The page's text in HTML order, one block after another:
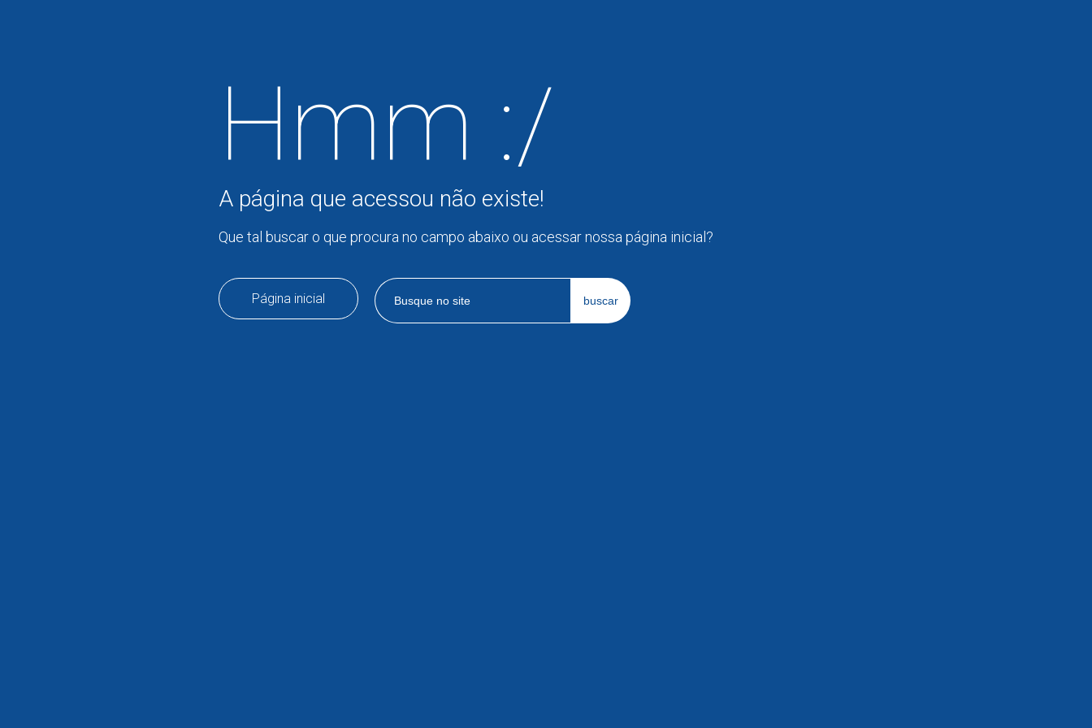
Hmm :/
A página que acessou não existe!
Que tal buscar o que procura no campo abaixo ou acessar nossa página inicial?
Página inicial